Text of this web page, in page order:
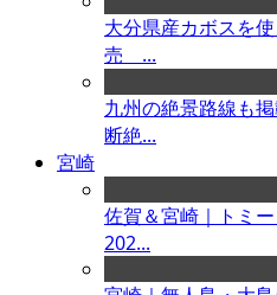
大分県産カボスを
売 ...
九州の絶景路線も
断絶...
宮崎
佐賀＆宮崎｜トミ
202...